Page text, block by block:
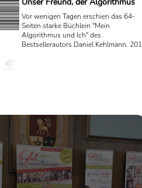
Unser Freund, der Algorithmus
Vor wenigen Tagen erschien das 64-
Seiten starke Büchlein "Mein
Algorithmus und Ich" des
Bestsellerautors Daniel Kehlmann.
Buch allerdings, ist nicht sein Inhalt.